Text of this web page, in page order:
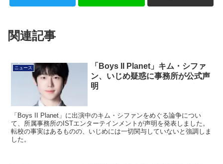
関連記事
ニュース
「Boys II Planet」キム・シファ
ン、いじめ疑惑に事務所が公式声
明
「Boys II Planet」に出演中のキム・シファンをめぐる論争につい
て、所属事務所のISTエンターテインメントが声明を発表しました。
転校の事実はあるものの、いじめには一切関与していないと強調しま
した。